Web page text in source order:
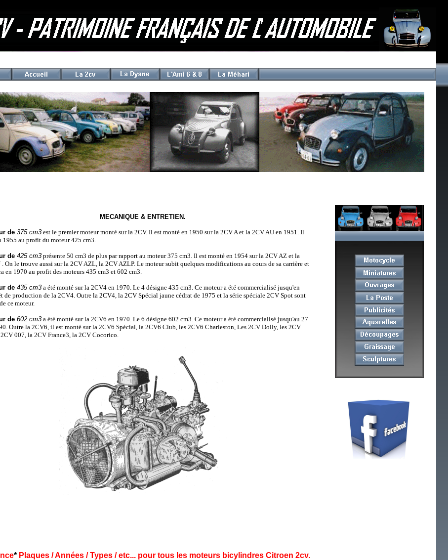
MECANIQUE & ENTRETIEN.
de 375 cm3 est le premier moteur monté sur la 2CV. Il est monté en 1950 sur la 2CV A et la 2CV AU en 1951. Il
1955 au profit du moteur 425 cm3.
de 425 cm3 présente 50 cm3 de plus par rapport au moteur 375 cm3. Il est monté en 1954 sur la 2CV AZ et la
On le trouve aussi sur la 2CV AZL, la 2CV AZLP. Le moteur subit quelques modifications au cours de sa carrière et
en 1970 au profit des moteurs 435 cm3 et 602 cm3.
de 435 cm3 a été monté sur la 2CV4 en 1970. Le 4 désigne 435 cm3. Ce moteur a été commercialisé jusqu'en
de production de la 2CV4. Outre la 2CV4, la 2CV Spécial jaune cédrat de 1975 et la série spéciale 2CV Spot sont
ce moteur.
de 602 cm3 a été monté sur la 2CV6 en 1970. Le 6 désigne 602 cm3. Ce moteur a été commercialisé jusqu'au 27
Outre la 2CV6, il est monté sur la 2CV6 Spécial, la 2CV6 Club, les 2CV6 Charleston, Les 2CV Dolly, les 2CV
2CV 007, la 2CV France3, la 2CV Cocorico.
*Plaques / Années / Types / etc... pour tous les moteurs bicylindres Citroen 2cv.